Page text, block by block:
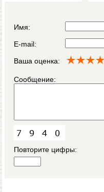
Имя:
E-mail:
Ваша оценка:
Сообщение:
Повторите цифры: